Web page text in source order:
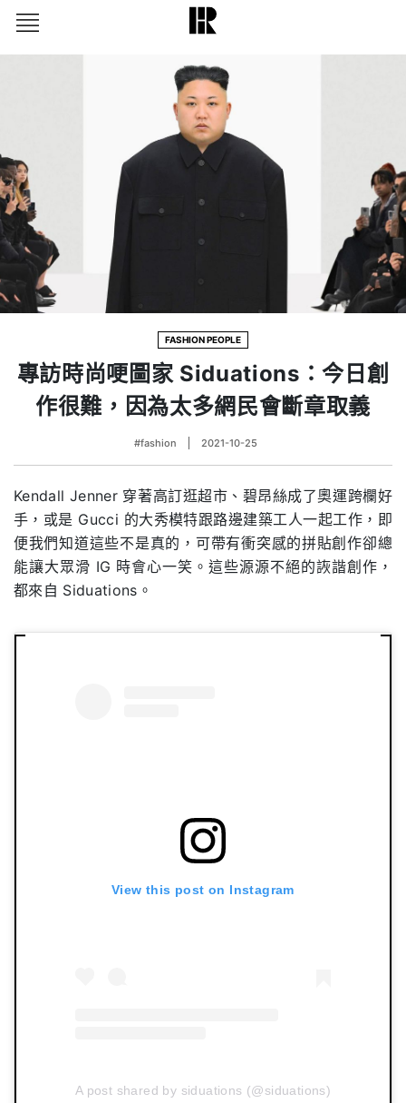
FASHION PEOPLE
專訪時尚哽圖家 Siduations：今日創
作很難，因為太多網民會斷章取義
#fashion 2021-10-25
Kendall Jenner 穿著高訂逛超市、碧昂絲成了奧運跨欄好
手，或是 Gucci 的大秀模特跟路邊建築工人一起工作，即
便我們知道這些不是真的，可帶有衝突感的拼貼創作卻總
能讓大眾滑 IG 時會心一笑。這些源源不絕的詼諧創作，
都來自 Siduations。
View this post on Instagram
A post shared by siduations (@siduations)